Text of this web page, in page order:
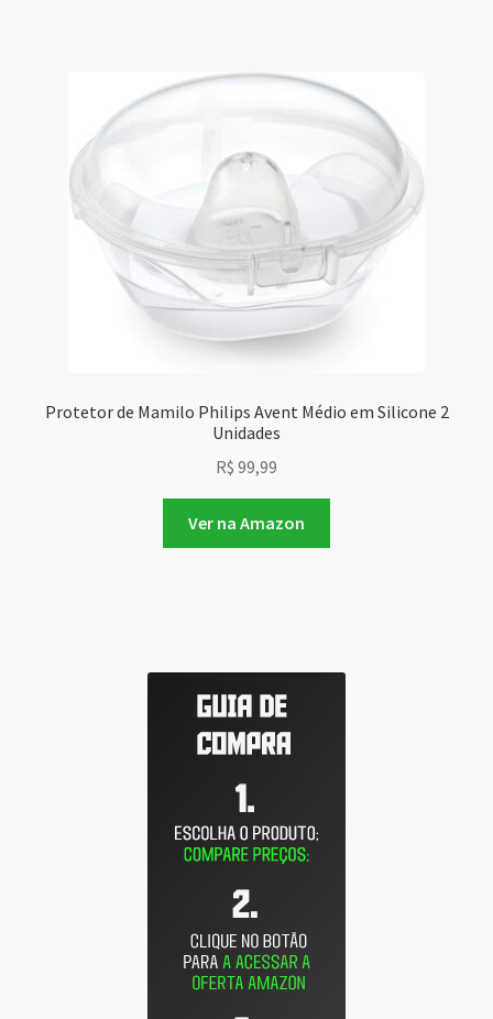
Protetor de Mamilo Philips Avent Médio em Silicone 2
Unidades
R$ 99,99
Ver na Amazon